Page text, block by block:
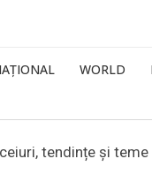
WORLD
tendințe și